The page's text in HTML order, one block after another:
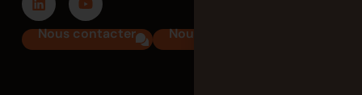
Nous contacter Nous rejoindre